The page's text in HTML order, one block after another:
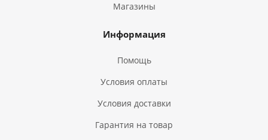
Магазины
Информация
Помощь
Условия оплаты
Условия доставки
Гарантия на товар